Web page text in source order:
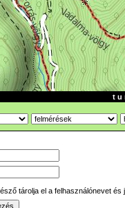
t u
tárolja el a felhasználónevet és